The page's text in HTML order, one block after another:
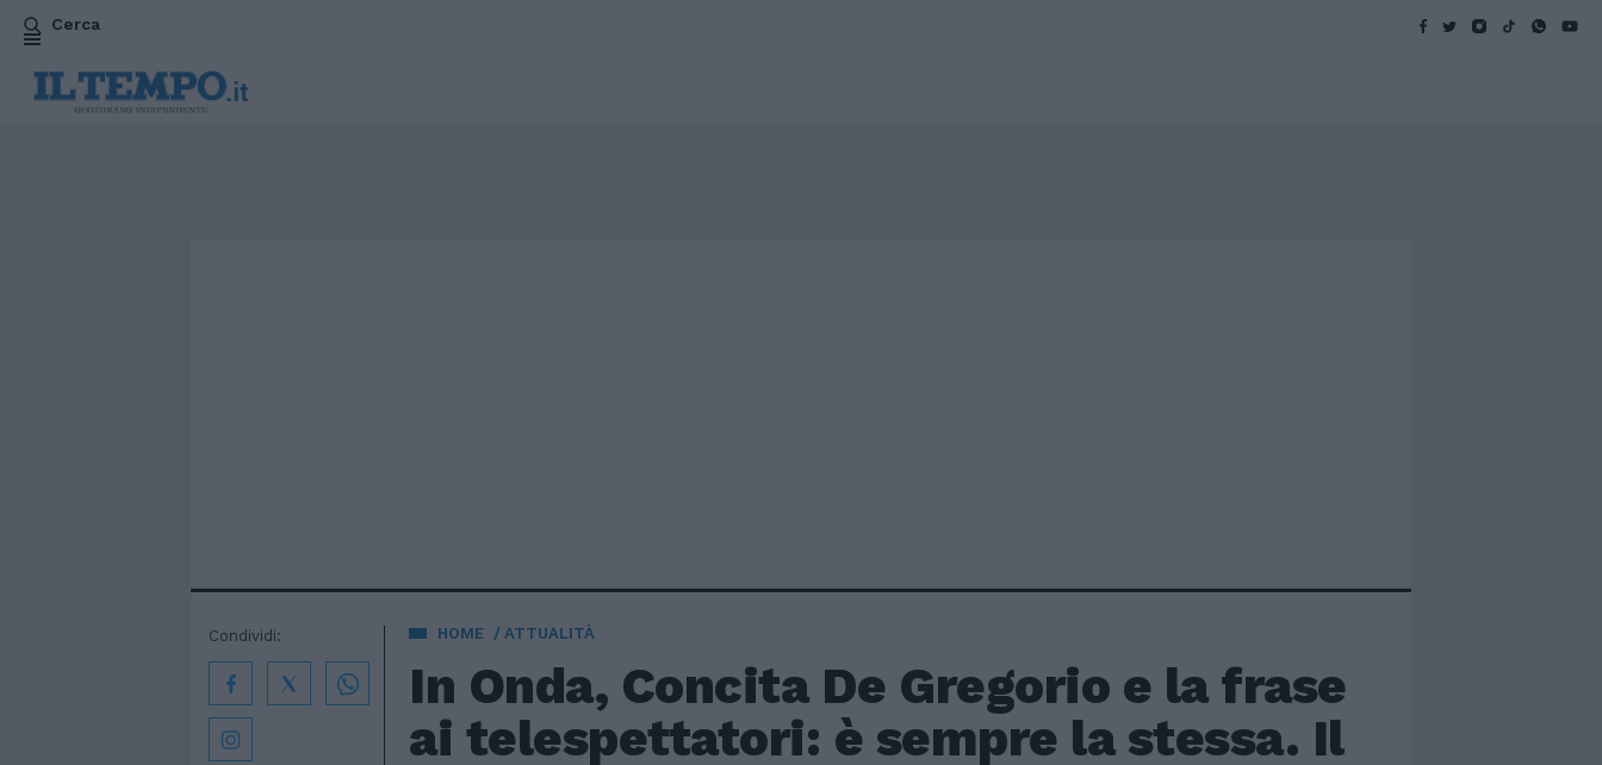
Cerca
HOME ATTUALITÀ
In Onda, Concita De Gregorio e la frase
ai telespettatori: è sempre la stessa. Il
Condividi: